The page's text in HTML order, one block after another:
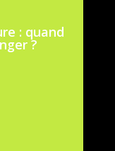
: quand
?